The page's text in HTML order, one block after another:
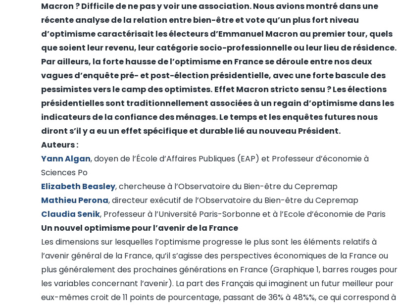
Macron ? Difficile de ne pas y voir une association. Nous avions montré dans une
récenteanalyse de la relation entre bien-être et votequ’un plus fort niveau
d’optimisme caractérisait les électeurs d’Emmanuel Macron au premier tour, quels
que soient leur revenu, leur catégorie socio-professionnelle ou leur lieu de résidence.
Par ailleurs, la forte hausse de l’optimisme en France se déroule entre nos deux
vagues d’enquête pré- et post-élection présidentielle, avec une forte bascule des
pessimistes vers le camp des optimistes. Effet Macron stricto sensu ? Les élections
présidentielles sont traditionnellement associées à un regain d’optimisme dans les
indicateurs de la confiance des ménages. Le temps et les enquêtes futures nous
diront s’il y a eu un effet spécifique et durable lié au nouveau Président.
Auteurs :
Yann Algan, doyen de l’École d’Affaires Publiques (EAP) et Professeur d’économie à
Sciences Po
Elizabeth Beasley, chercheuse à l’Observatoire du Bien-être du Cepremap
Mathieu Perona, directeur exécutif de l’Observatoire du Bien-être du Cepremap
Claudia Senik, Professeur à l’Université Paris-Sorbonne et à l’Ecole d’économie de Paris
Un nouvel optimisme pour l’avenir de la France
Les dimensions sur lesquelles l’optimisme progresse le plus sont les éléments relatifs à
l’avenir général de la France, qu’il s’agisse des perspectives économiques de la France ou
plus généralement des prochaines générations en France (Graphique 1, barres rouges pour
les variables concernant l’avenir). La part des Français qui imaginent un futur meilleur pour
eux-mêmes croit de 11 points de pourcentage, passant de 36% à 48%%, ce qui correspond à